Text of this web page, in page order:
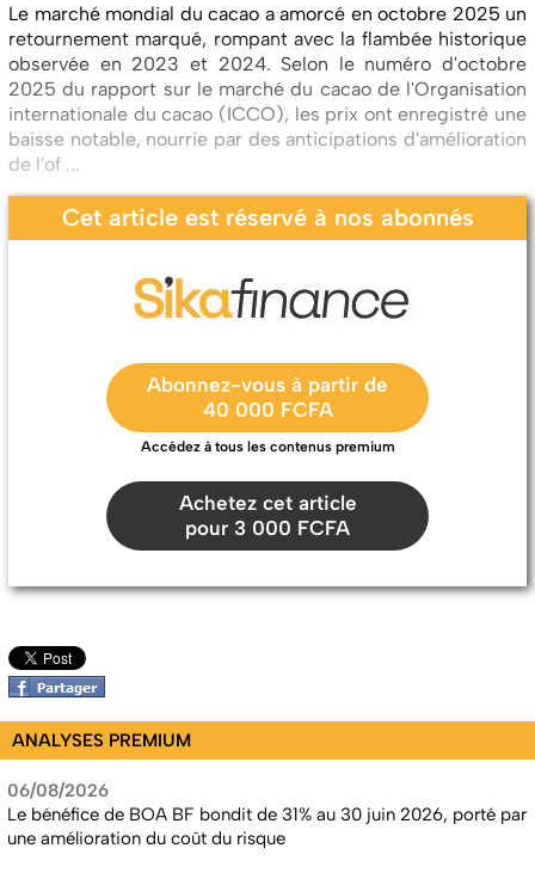
Le marché mondial du cacao a amorcé en octobre 2025 un
retournement marqué, rompant avec la flambée historique
observée en 2023 et 2024. Selon le numéro d'octobre
2025 du rapport sur le marché du cacao de l'Organisation
internationale du cacao (ICCO), les prix ont enregistré une
baisse notable, nourrie par des anticipations d'amélioration
de l'of ...
Cet article est réservé à nos abonnés
Abonnez-vous à partir de
40 000 FCFA
Accédez à tous les contenus premium
Achetez cet article
pour 3 000 FCFA
ANALYSES PREMIUM
06/08/2026
Le bénéfice de BOA BF bondit de 31% au 30 juin 2026, porté par
une amélioration du coût du risque